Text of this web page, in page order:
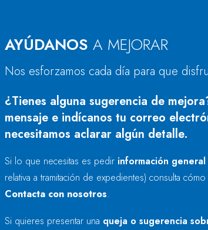
AYÚDANOS A MEJORAR
Nos esforzamos cada día para que
¿Tienes alguna sugerencia de
mensaje e indícanos tu correo
necesitamos aclarar algún detalle.
Si lo que necesitas es pedir información
relativa a tramitación de expedientes) consulta
Contacta con nosotros.
Si quieres presentar una queja o sugerencia